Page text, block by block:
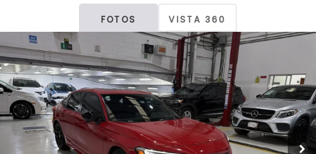
FOTOS VISTA 360